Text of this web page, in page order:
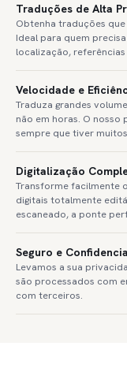
Traduções de Alta
Obtenha traduções
Ideal para quem
localização,
Velocidade e
Traduza grandes
não em horas. O
sempre que tiver
Digitalização
Transforme facilmente
digitais totalmente
escaneado, a ponte
Seguro e
Levamos a sua
são processados com
com terceiros.